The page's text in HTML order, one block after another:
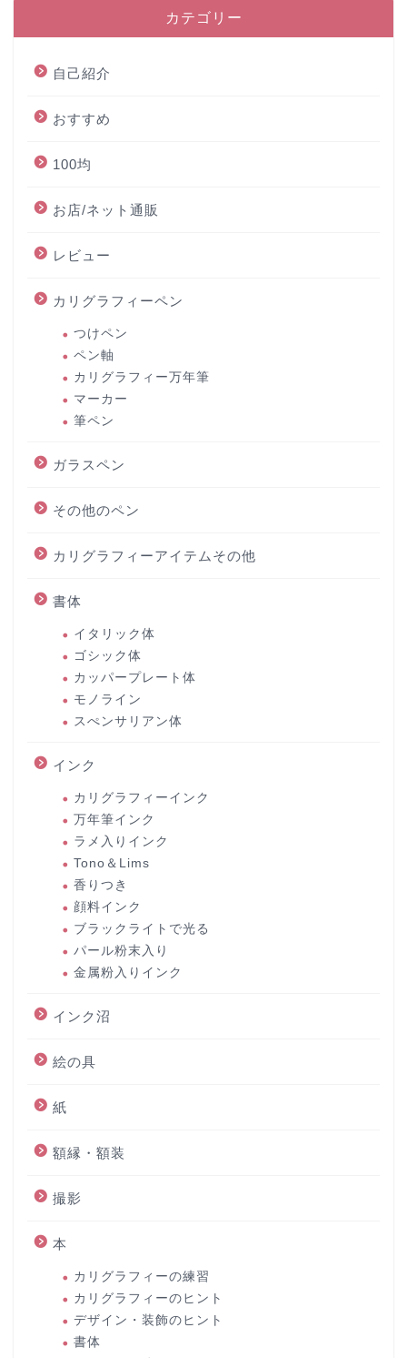
カテゴリー
自己紹介
おすすめ
100均
お店/ネット通販
レビュー
カリグラフィーペン
つけペン
ペン軸
カリグラフィー万年筆
マーカー
筆ペン
ガラスペン
その他のペン
カリグラフィーアイテムその他
書体
イタリック体
ゴシック体
カッパープレート体
モノライン
スぺンサリアン体
インク
カリグラフィーインク
万年筆インク
ラメ入りインク
Tono＆Lims
香りつき
顔料インク
ブラックライトで光る
パール粉末入り
金属粉入りインク
インク沼
絵の具
紙
額縁・額装
撮影
本
カリグラフィーの練習
カリグラフィーのヒント
デザイン・装飾のヒント
書体